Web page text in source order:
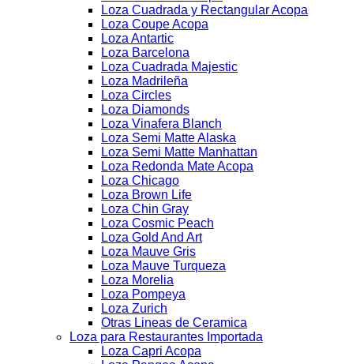
Loza Cuadrada y Rectangular Acopa
Loza Coupe Acopa
Loza Antartic
Loza Barcelona
Loza Cuadrada Majestic
Loza Madrileña
Loza Circles
Loza Diamonds
Loza Vinafera Blanch
Loza Semi Matte Alaska
Loza Semi Matte Manhattan
Loza Redonda Mate Acopa
Loza Chicago
Loza Brown Life
Loza Chin Gray
Loza Cosmic Peach
Loza Gold And Art
Loza Mauve Gris
Loza Mauve Turqueza
Loza Morelia
Loza Pompeya
Loza Zurich
Otras Lineas de Ceramica
Loza para Restaurantes Importada
Loza Capri Acopa